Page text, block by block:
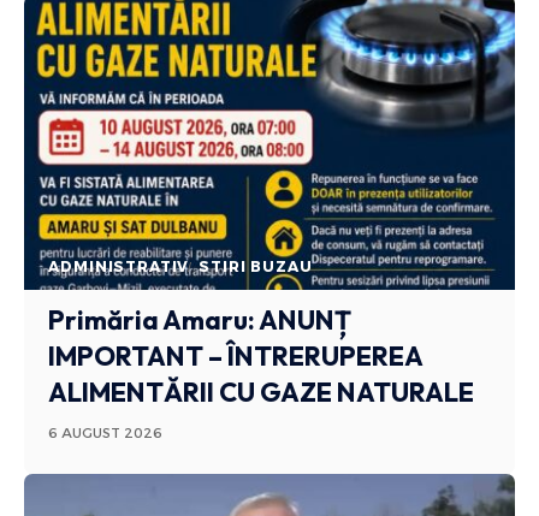
ADMINISTRATIV STIRI BUZAU
Primăria Amaru: ANUNȚ
IMPORTANT – ÎNTRERUPEREA
ALIMENTĂRII CU GAZE NATURALE
6 AUGUST 2026